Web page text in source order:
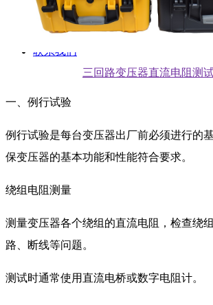
详情案例
实用工具
关于我们
联系我们
三回路变压器直流电阻测
一、例行试验
例行试验是每台变压器出厂前必须进行的
保变压器的基本功能和性能符合要求。
绕组电阻测量
测量变压器各个绕组的直流电阻，检查绕
路、断线等问题。
测试时通常使用直流电桥或数字电阻计。